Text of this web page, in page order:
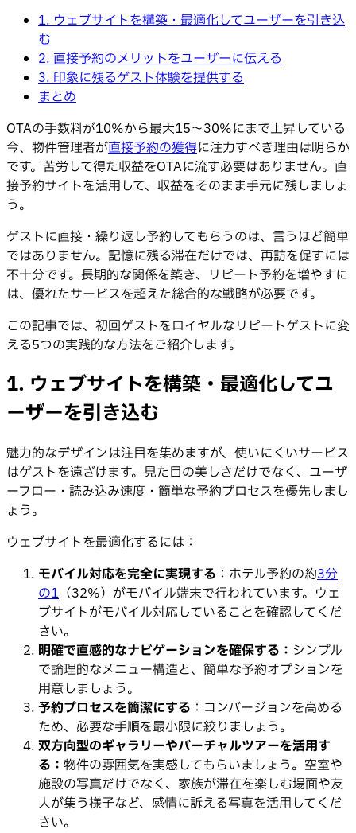
1. ウェブサイトを構築・最適化してユーザーを引き込
む
2. 直接予約のメリットをユーザーに伝える
3. 印象に残るゲスト体験を提供する
まとめ
OTAの手数料が10%から最大15〜30%にまで上昇している
今、物件管理者が直接予約の獲得に注力すべき理由は明らか
です。苦労して得た収益をOTAに流す必要はありません。直
接予約サイトを活用して、収益をそのまま手元に残しましょ
う。
ゲストに直接・繰り返し予約してもらうのは、言うほど簡単
ではありません。記憶に残る滞在だけでは、再訪を促すには
不十分です。長期的な関係を築き、リピート予約を増やすに
は、優れたサービスを超えた総合的な戦略が必要です。
この記事では、初回ゲストをロイヤルなリピートゲストに変
える5つの実践的な方法をご紹介します。
1. ウェブサイトを構築・最適化してユ
ーザーを引き込む
魅力的なデザインは注目を集めますが、使いにくいサービス
はゲストを遠ざけます。見た目の美しさだけでなく、ユーザ
ーフロー・読み込み速度・簡単な予約プロセスを優先しまし
ょう。
ウェブサイトを最適化するには：
モバイル対応を完全に実現する ：ホテル予約の約3分
の1 （32%）がモバイル端末で行われています。ウェ
ブサイトがモバイル対応していることを確認してくだ
さい。
明確で直感的なナビゲーションを確保する： シンプル
で論理的なメニュー構造と、簡単な予約オプションを
用意しましょう。
予約プロセスを簡潔にする ：コンバージョンを高める
ため、必要な手順を最小限に絞りましょう。
双方向型のギャラリーやバーチャルツアーを活用す
る： 物件の雰囲気を実感してもらいましょう。空室や
施設の写真だけでなく、家族が滞在を楽しむ場面や友
人が集う様子など、感情に訴える写真を活用してくだ
さい。